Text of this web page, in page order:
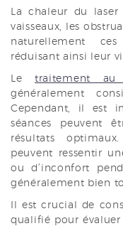
La chaleur du
vaisseaux, les
naturellement
réduisant ainsi leur
Le traitement
généralement
Cependant, il est
séances peuvent
résultats
peuvent ressentir
ou d’inconfort
généralement bien
Il est crucial de
qualifié pour